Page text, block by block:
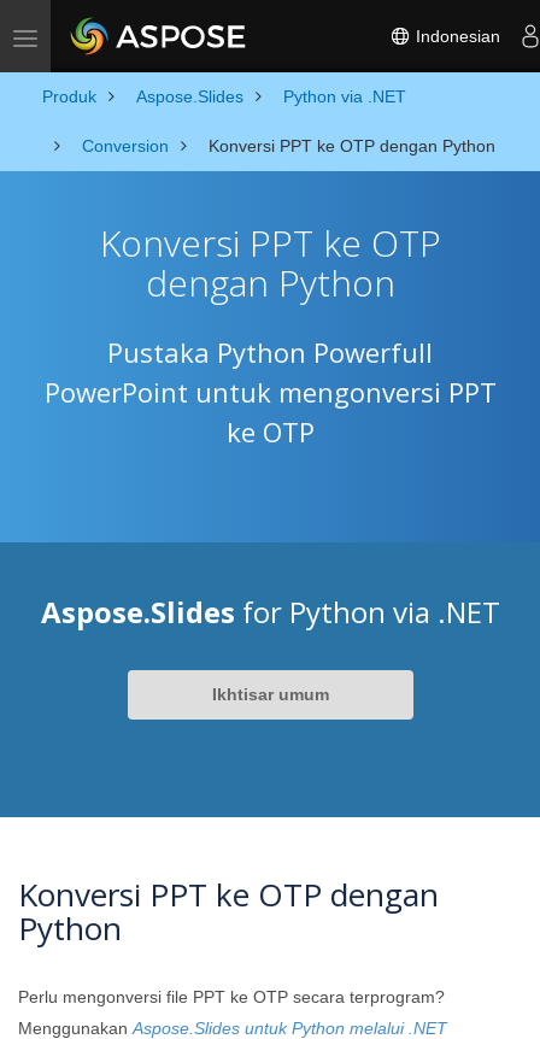
Toggle navigation Indonesian
Produk Aspose.Slides Python via .NET
Conversion Konversi PPT ke OTP dengan Python
Konversi PPT ke OTP
dengan Python
Pustaka Python Powerfull
PowerPoint untuk mengonversi PPT
ke OTP
Aspose.Slides for Python via .NET
Ikhtisar umum
Konversi PPT ke OTP dengan
Python
Perlu mengonversi file PPT ke OTP secara terprogram?
Menggunakan Aspose.Slides untuk Python melalui .NET